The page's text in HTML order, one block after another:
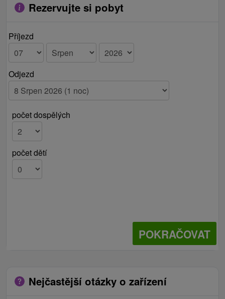
Rezervujte si pobyt
Příjezd
Odjezd
počet dospělých
počet dětí
POKRAČOVAT
Nejčastější otázky o zařízení